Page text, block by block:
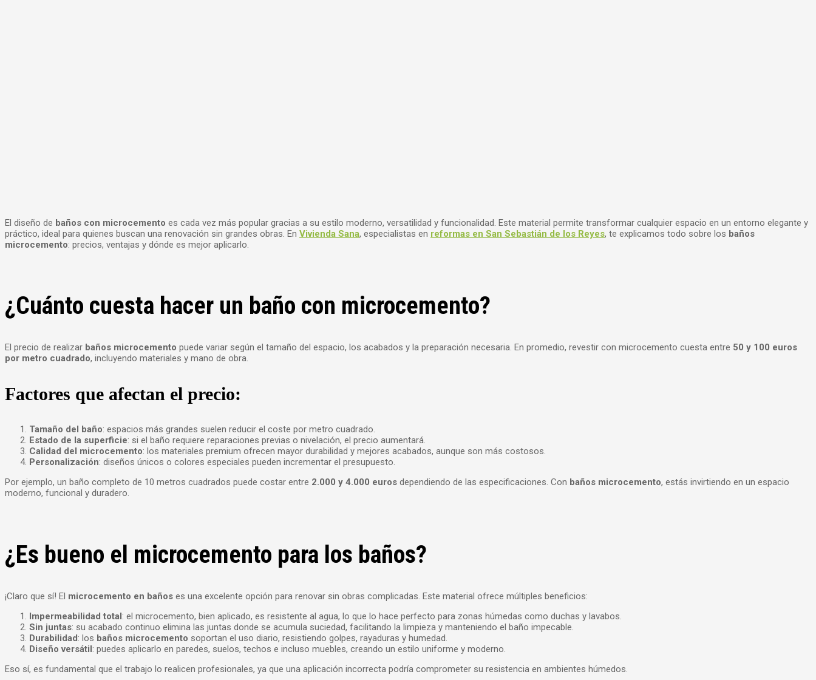
El diseño de baños con microcemento es cada vez más popular gracias a su estilo moderno, versatilidad y funcionalidad. Este material permite transformar cualquier espacio en un entorno elegante y
práctico, ideal para quienes buscan una renovación sin grandes obras. En Vivienda Sana, especialistas en reformas en San Sebastián de los Reyes, te explicamos todo sobre los baños
microcemento: precios, ventajas y dónde es mejor aplicarlo.
¿Cuánto cuesta hacer un baño con microcemento?
El precio de realizar baños microcemento puede variar según el tamaño del espacio, los acabados y la preparación necesaria. En promedio, revestir con microcemento cuesta entre 50 y 100 euros
por metro cuadrado, incluyendo materiales y mano de obra.
Factores que afectan el precio:
Tamaño del baño: espacios más grandes suelen reducir el coste por metro cuadrado.
Estado de la superficie: si el baño requiere reparaciones previas o nivelación, el precio aumentará.
Calidad del microcemento: los materiales premium ofrecen mayor durabilidad y mejores acabados, aunque son más costosos.
Personalización: diseños únicos o colores especiales pueden incrementar el presupuesto.
Por ejemplo, un baño completo de 10 metros cuadrados puede costar entre 2.000 y 4.000 euros dependiendo de las especificaciones. Con baños microcemento, estás invirtiendo en un espacio
moderno, funcional y duradero.
¿Es bueno el microcemento para los baños?
¡Claro que sí! El microcemento en baños es una excelente opción para renovar sin obras complicadas. Este material ofrece múltiples beneficios:
Impermeabilidad total: el microcemento, bien aplicado, es resistente al agua, lo que lo hace perfecto para zonas húmedas como duchas y lavabos.
Sin juntas: su acabado continuo elimina las juntas donde se acumula suciedad, facilitando la limpieza y manteniendo el baño impecable.
Durabilidad: los baños microcemento soportan el uso diario, resistiendo golpes, rayaduras y humedad.
Diseño versátil: puedes aplicarlo en paredes, suelos, techos e incluso muebles, creando un estilo uniforme y moderno.
Eso sí, es fundamental que el trabajo lo realicen profesionales, ya que una aplicación incorrecta podría comprometer su resistencia en ambientes húmedos.